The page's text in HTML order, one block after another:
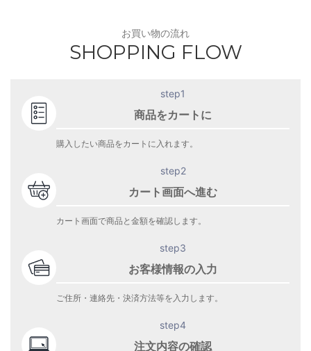
お買い物の流れ
SHOPPING FLOW
step1
商品をカートに
購入したい商品をカートに入れます。
step2
カート画面へ進む
カート画面で商品と金額を確認します。
step3
お客様情報の入力
ご住所・連絡先・決済方法等を入力します。
step4
注文内容の確認